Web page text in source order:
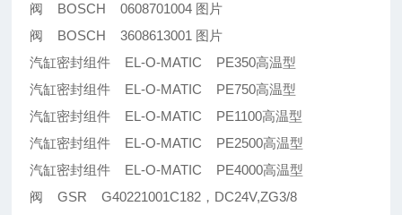
阀 BOSCH 0608701004 图片
阀 BOSCH 3608613001 图片
汽缸密封组件 EL-O-MATIC PE350高温型
汽缸密封组件 EL-O-MATIC PE750高温型
汽缸密封组件 EL-O-MATIC PE1100高温型
汽缸密封组件 EL-O-MATIC PE2500高温型
汽缸密封组件 EL-O-MATIC PE4000高温型
阀 GSR G40221001C182，DC24V,ZG3/8